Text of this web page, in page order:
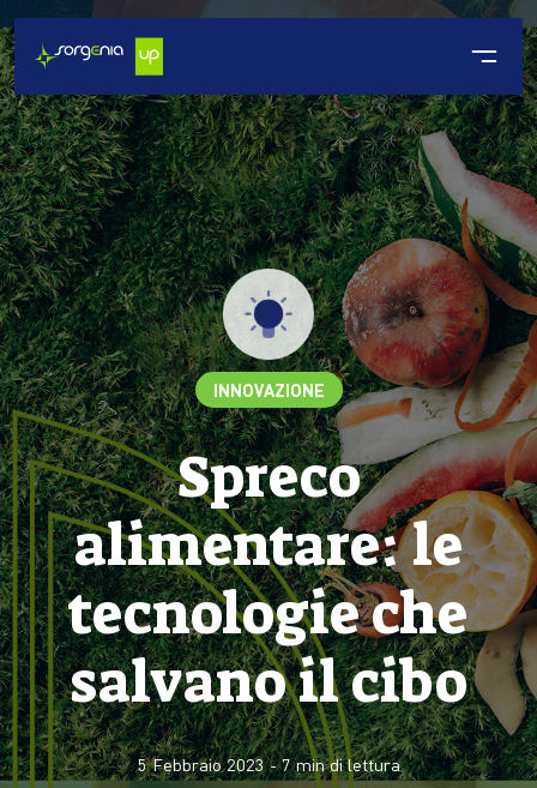
INNOVAZIONE
Spreco
alimentare: le
tecnologie che
salvano il cibo
5 Febbraio 2023-7min di lettura